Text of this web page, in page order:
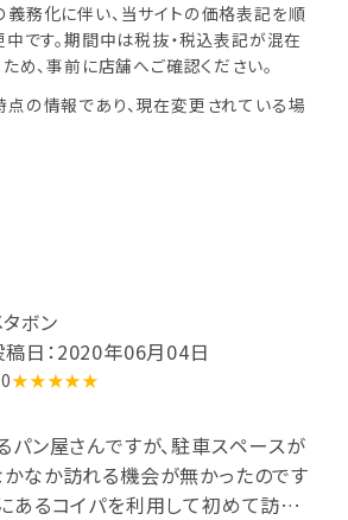
務化に伴い、当サイトの価格表記を順
です。期間中は税抜・税込表記が混在
め、事前に店舗へご確認ください。
の情報であり、現在変更されている場
タボン
稿日：2020年06月04日
★★★★★
パン屋さんですが、駐車スペースが
なか訪れる機会が無かったのです
あるコイパを利用して初めて訪れ